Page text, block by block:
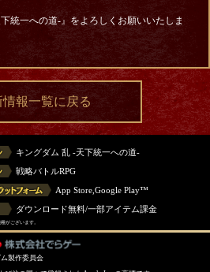
統一への道-』をよろしくお願いいたしま
情報一覧に戻る
キングダム 乱 -天下統一への道-
戦略バトルRPG
App Store,Google Play™
ダウンロード無料/一部アイテム課金
がございます。
製作委員会